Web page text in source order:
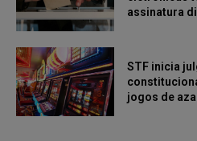
assinatura
STF inicia
jogos de